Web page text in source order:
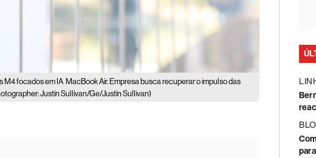
M4 focados em IA MacBook Air. Empresa busca recuperar o impulso das
Justin Sullivan/Ge/Justin Sullivan)